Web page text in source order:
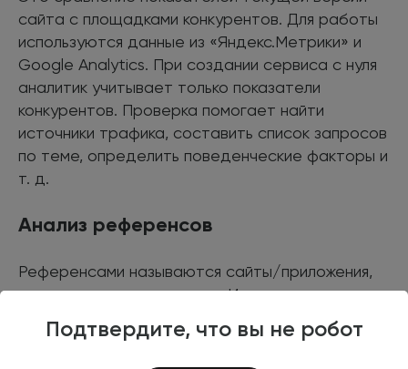
Подтвердите, что вы не робот
сайта с площадками конкурентов. Для работы
используются данные из «Яндекс.Метрики» и
Google Analytics. При создании сервиса с нуля
аналитик учитывает только показатели
конкурентов. Проверка помогает найти
источники трафика, составить список запросов
по теме, определить поведенческие факторы и
т. д.
Анализ референсов
Референсами называются сайты/приложения,
которые нравятся клиенту. Их преимущества
реализации дизайн-проекта, UX и функционала.